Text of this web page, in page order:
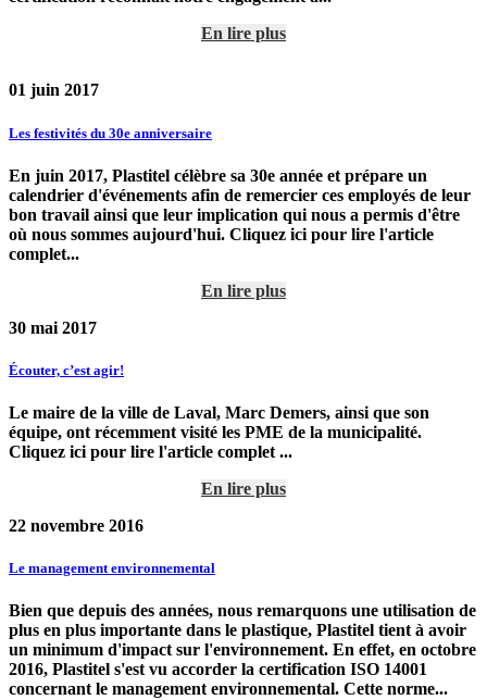
En lire plus
01 juin 2017
Les festivités du 30e anniversaire
En juin 2017, Plastitel célèbre sa 30e année et prépare un
calendrier d'événements afin de remercier ces employés de leur
bon travail ainsi que leur implication qui nous a permis d'être
où nous sommes aujourd'hui. Cliquez ici pour lire l'article
complet...
En lire plus
30 mai 2017
Écouter, c’est agir!
Le maire de la ville de Laval, Marc Demers, ainsi que son
équipe, ont récemment visité les PME de la municipalité.
Cliquez ici pour lire l'article complet ...
En lire plus
22 novembre 2016
Le management environnemental
Bien que depuis des années, nous remarquons une utilisation de
plus en plus importante dans le plastique, Plastitel tient à avoir
un minimum d'impact sur l'environnement. En effet, en octobre
2016, Plastitel s'est vu accorder la certification ISO 14001
concernant le management environnemental. Cette norme...